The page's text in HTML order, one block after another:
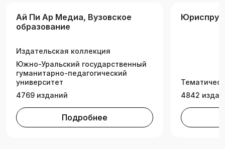
Ай Пи Ар Медиа, Вузовское
образование
Издательская коллекция
Южно-Уральский государственный
гуманитарно-педагогический
университет
4769 изданий
Подробнее
4842